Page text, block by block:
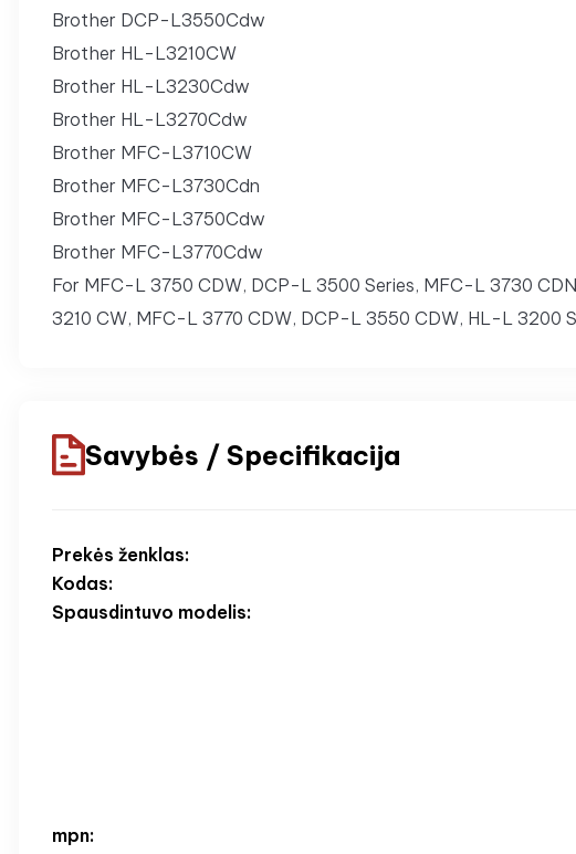
Brother DCP-L3550Cdw
Brother HL-L3210CW
Brother HL-L3230Cdw
Brother HL-L3270Cdw
Brother MFC-L3710CW
Brother MFC-L3730Cdn
Brother MFC-L3750Cdw
Brother MFC-L3770Cdw
For MFC-L 3750 CDW, DCP-L 3500 Series, MFC-L 3730
3210 CW, MFC-L 3770 CDW, DCP-L 3550 CDW, HL-L 3200
Savybės / Specifikacija
Prekės ženklas:
Kodas:
Spausdintuvo modelis:
mpn: